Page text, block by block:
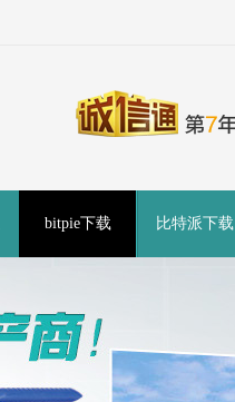
bitpie下载 比特派下载